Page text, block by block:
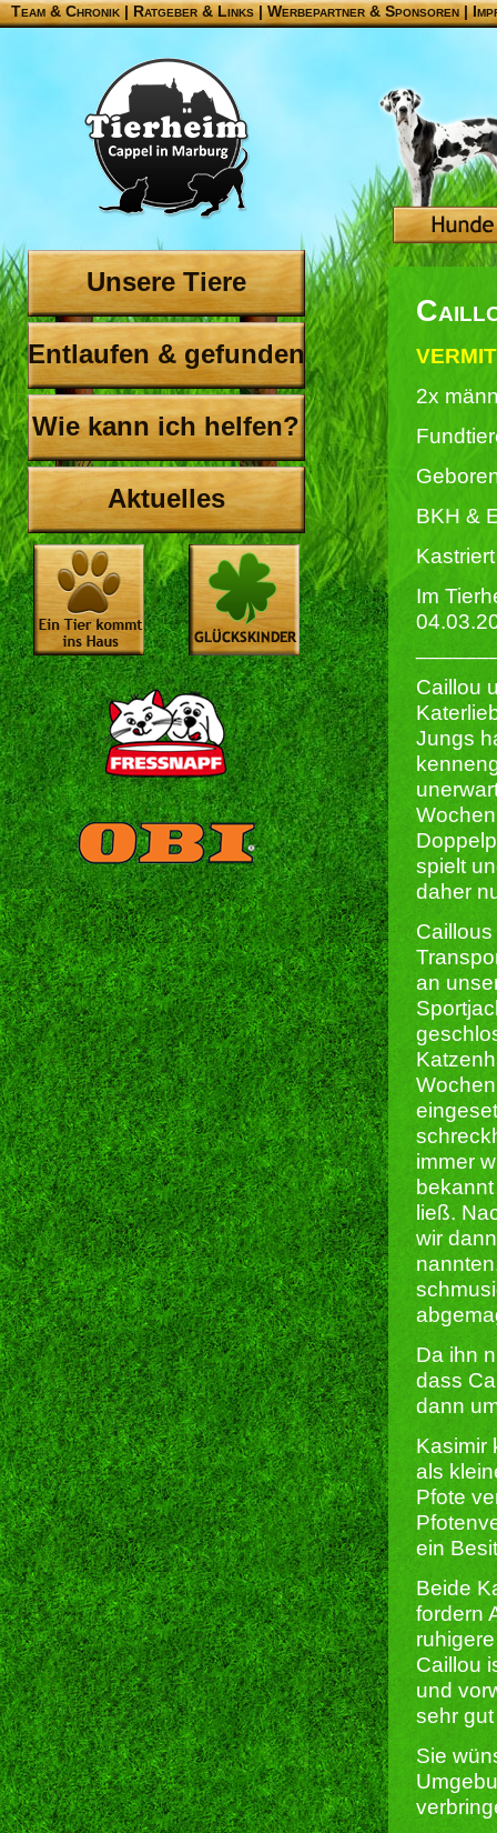
Team & Chronik |Ratgeber & Links|Werbepartner & Sponsoren|
Unsere Tiere
Entlaufen & gefunden
Wie kann ich helfen?
Aktuelles
2x
BKH &
Im
Caillou
Jungs
spielt
daher
an
immer
ließ.
wir
Da ihn
dass
dann
Kasimir
als
Pfote
ein
Beide
fordern
Caillou
und
sehr
Sie